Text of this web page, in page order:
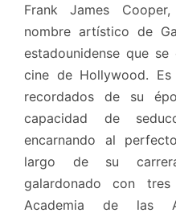
Frank James
nombre artístico de
estadounidense que
cine de Hollywood.
recordados de su
capacidad de
encarnando al
largo de su
galardonado con
Academia de las